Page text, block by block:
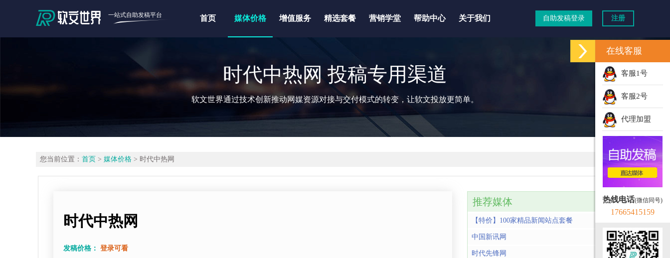
一站式自助发稿平台 首页 媒体价格 增值服务 精选套餐 营销学堂 帮助中心 关于我们 自助发稿登录 注册
时代中热网 投稿专用渠道
软文世界通过技术创新推动网媒资源对接与交付模式的转变，让软文投放更简单。
您当前位置： 首页 > 媒体价格 > 时代中热网
时代中热网
发稿价格： 登录可看
推荐媒体
【特价】100家精品新闻站点套餐
中国新讯网
时代先锋网
在线客服
客服1号
客服2号
代理加盟
热线电话(微信同号)
17665415159